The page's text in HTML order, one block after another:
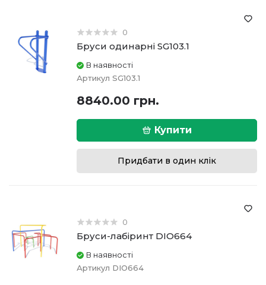
0
Бруси одинарні SG103.1
В наявності
Артикул SG103.1
8840.00 грн.
Купити
Придбати в один клік
0
Бруси-лабіринт DIO664
В наявності
Артикул DIO664